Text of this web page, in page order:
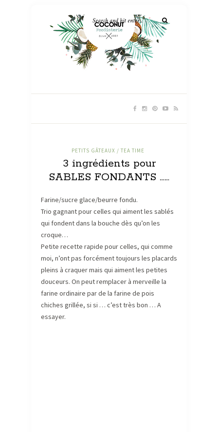
PETITS GÂTEAUX / TEA TIME
3 ingrédients pour
SABLES FONDANTS ……
Farine/sucre glace/beurre fondu.
Trio gagnant pour celles qui aiment les sablés
qui fondent dans la bouche dès qu’on les
croque…
Petite recette rapide pour celles, qui comme
moi, n’ont pas forcément toujours les placards
pleins à craquer mais qui aiment les petites
douceurs. On peut remplacer à merveille la
farine ordinaire par de la farine de pois
chiches grillée, si si … c’est très bon … A
essayer.